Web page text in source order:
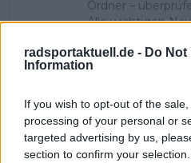
radsportaktuell.de - Do
Information
If you wish to opt-out of the
processing of your personal or
targeted advertising by us,
section to confirm your
Ordner –
Alle wichtigen
Rennvorschauen
Mail.